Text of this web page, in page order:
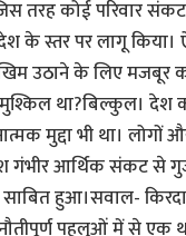
तरह कोई परिवार
के स्तर पर लागू
उठाने के लिए मजबूर
था?बिल्कुल। देश
मुद्दा भी था। लोगों
गंभीर आर्थिक संकट से
हुआ।सवाल-
पहलुओं में से एक